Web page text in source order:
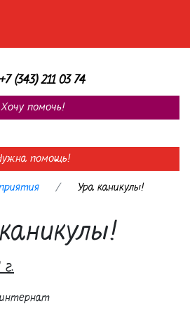
+7 (343) 211 03 74
Хочу помочь!
помощь!
Ура каникулы!